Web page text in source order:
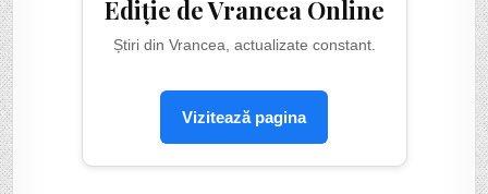
Ediție de Vrancea Online
Știri din Vrancea, actualizate constant.
Vizitează pagina